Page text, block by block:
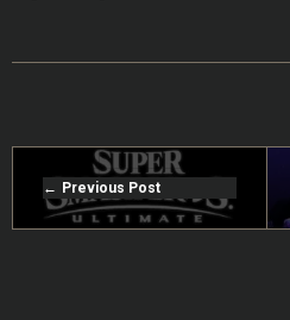
Previous Post